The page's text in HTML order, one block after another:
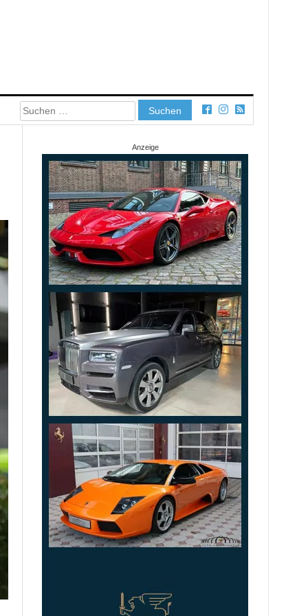
Suchen
nach:
Anzeige